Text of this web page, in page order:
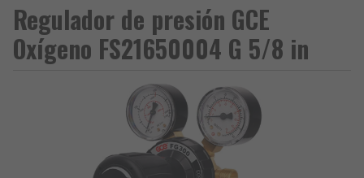
Regulador de presión GCE
Oxígeno FS21650004 G 5/8 in